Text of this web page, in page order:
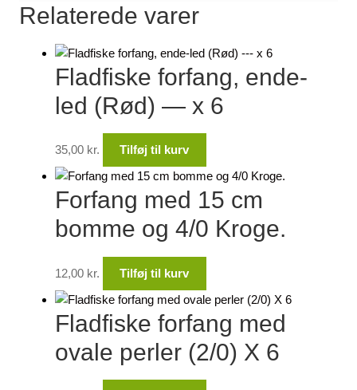
Relaterede varer
Fladfiske forfang, ende-
led (Rød) — x 6
35,00 kr. Tilføj til kurv
Forfang med 15 cm
bomme og 4/0 Kroge.
12,00 kr. Tilføj til kurv
Fladfiske forfang med
ovale perler (2/0) X 6